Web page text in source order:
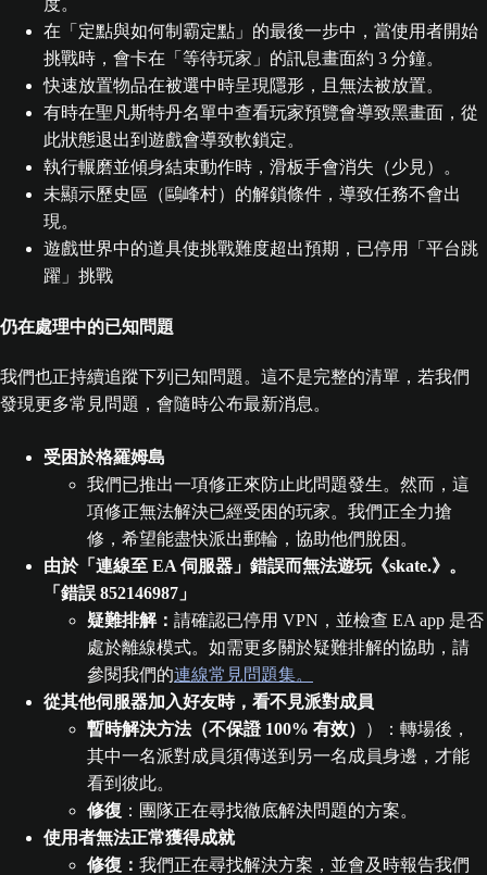
度。
在「定點與如何制霸定點」的最後一步中，當使用者開始
挑戰時，會卡在「等待玩家」的訊息畫面約 3 分鐘。
快速放置物品在被選中時呈現隱形，且無法被放置。
有時在聖凡斯特丹名單中查看玩家預覽會導致黑畫面，從
此狀態退出到遊戲會導致軟鎖定。
執行輾磨並傾身結束動作時，滑板手會消失（少見）。
未顯示歷史區（鷗峰村）的解鎖條件，導致任務不會出
現。
遊戲世界中的道具使挑戰難度超出預期，已停用「平台跳
躍」挑戰
仍在處理中的已知問題
我們也正持續追蹤下列已知問題。這不是完整的清單，若我們
發現更多常見問題，會隨時公布最新消息。
受困於格羅姆島
我們已推出一項修正來防止此問題發生。然而，這
項修正無法解決已經受困的玩家。我們正全力搶
修，希望能盡快派出郵輪，協助他們脫困。
由於「連線至 EA 伺服器」錯誤而無法遊玩《skate.》。
「錯誤 852146987」
疑難排解： 請確認已停用 VPN，並檢查 EA app 是否
處於離線模式。如需更多關於疑難排解的協助，請
參閱我們的連線常見問題集。
從其他伺服器加入好友時，看不見派對成員
暫時解決方法（不保證 100% 有效）
）：轉場後，
其中一名派對成員須傳送到另一名成員身邊，才能
看到彼此。
修復 ：團隊正在尋找徹底解決問題的方案。
使用者無法正常獲得成就
修復： 我們正在尋找解決方案，並會及時報告我們